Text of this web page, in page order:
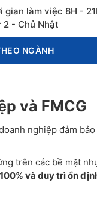
gian làm việc 8H -
2 - Chủ Nhật
NGÀNH
và FMCG
nghiệp đảm
trên các bề mặt
và duy trì ổn